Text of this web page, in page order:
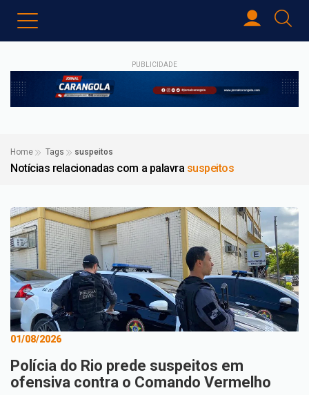
PUBLICIDADE
Home Tags suspeitos
Notícias relacionadas com a palavra suspeitos
01/08/2026
Polícia do Rio prede suspeitos em
ofensiva contra o Comando Vermelho